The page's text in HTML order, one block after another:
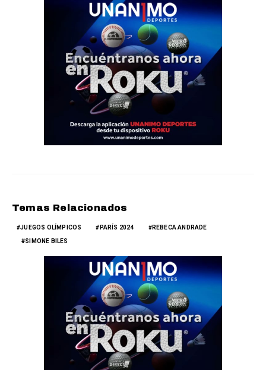
Temas Relacionados
JUEGOS OLÍMPICOS PARÍS 2024 REBECA ANDRADE
SIMONE BILES